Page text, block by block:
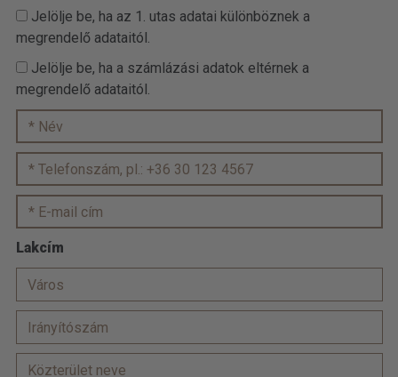
Jelölje be, ha az 1. utas adatai különböznek a
megrendelő adataitól.
Jelölje be, ha a számlázási adatok eltérnek a
megrendelő adataitól.
Lakcím